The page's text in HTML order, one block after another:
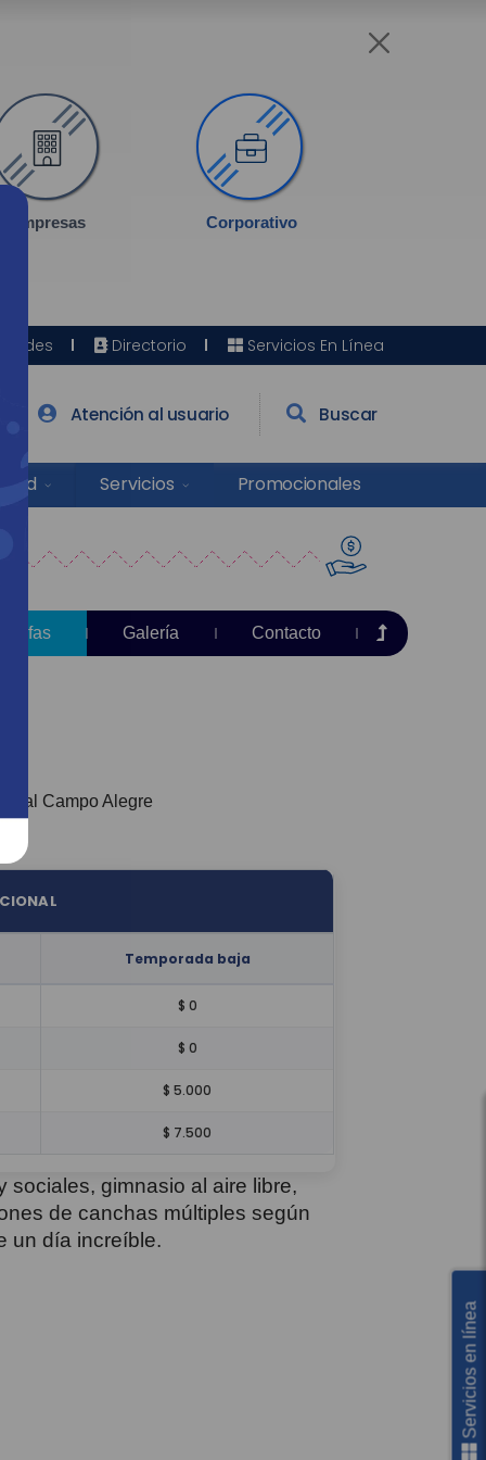
Empresas Corporativo
Sedes Directorio Servicios En Línea
Atención al usuario Buscar
Servicios Promocionales
Tarifas Galería Contacto
Campo Alegre
Temporada baja
$ 0
$ 0
$ 5.000
$ 7.500
sociales, gimnasio al aire libre,
de canchas múltiples según
un día increíble.
Servicios en línea